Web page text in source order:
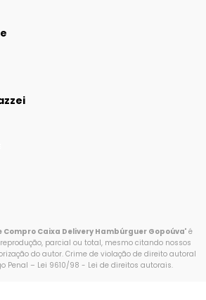
Compro Caixa Delivery Hambúrguer Gopoúva" é
parcial ou total, mesmo citando nossos
do autor. Crime de violação de direito autoral
Penal – Lei 9610/98 - Lei de direitos autorais.